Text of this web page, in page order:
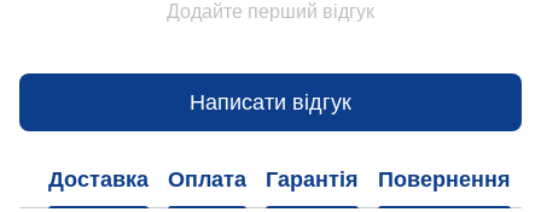
Додайте перший відгук
Написати відгук
Доставка Оплата Гарантія Повернення